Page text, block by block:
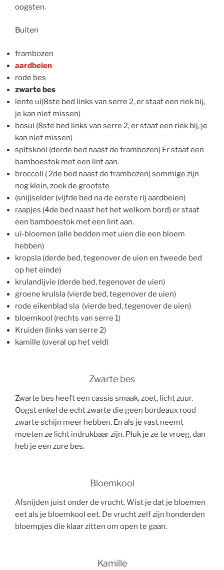
oogsten.
Buiten
frambozen
aardbeien
rode bes
zwarte bes
lente ui(8ste bed links van serre 2, er staat een riek bij,
je kan niet missen)
bosui (8ste bed links van serre 2, er staat een riek bij, je
kan niet missen)
spitskool (derde bed naast de frambozen) Er staat een
bamboestok met een lint aan.
broccoli ( 2de bed naast de frambozen) sommige zijn
nog klein, zoek de grootste
(snij)selder (vijfde bed na de eerste rij aardbeien)
raapjes (4de bed naast het het welkom bord) er staat
een bamboestok met een lint aan.
ui-bloemen (alle bedden met uien die een bloem
hebben)
kropsla (derde bed, tegenover de uien en tweede bed
op het einde)
krulandijvie (derde bed, tegenover de uien)
groene krulsla (vierde bed, tegenover de uien)
rode eikenblad sla (vierde bed, tegenover de uien)
bloemkool (rechts van serre 1)
Kruiden (links van serre 2)
kamille (overal op het veld)
Zwarte bes
Zwarte bes heeft een cassis smaak, zoet, licht zuur.
Oogst enkel de echt zwarte die geen bordeaux rood
zwarte schijn meer hebben. En als je vast neemt
moeten ze licht indrukbaar zijn. Pluk je ze te vroeg, dan
heb je een zure bes.
Bloemkool
Afsnijden juist onder de vrucht. Wist je dat je bloemen
eet als je bloemkool eet. De vrucht zelf zijn honderden
bloempjes die klaar zitten om open te gaan.
Kamille